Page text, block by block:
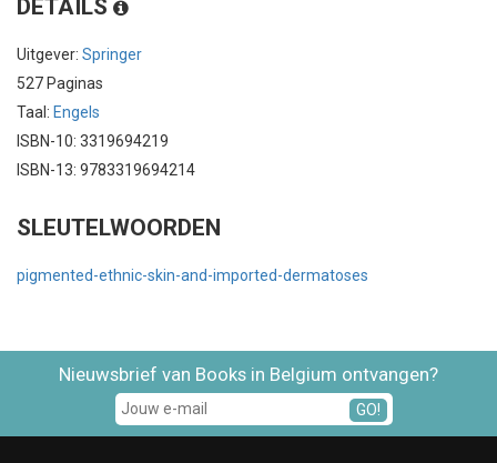
DETAILS
Uitgever: Springer
527 Paginas
Taal: Engels
ISBN-10: 3319694219
ISBN-13: 9783319694214
SLEUTELWOORDEN
pigmented-ethnic-skin-and-imported-dermatoses
Nieuwsbrief van Books in Belgium ontvangen?
GO!